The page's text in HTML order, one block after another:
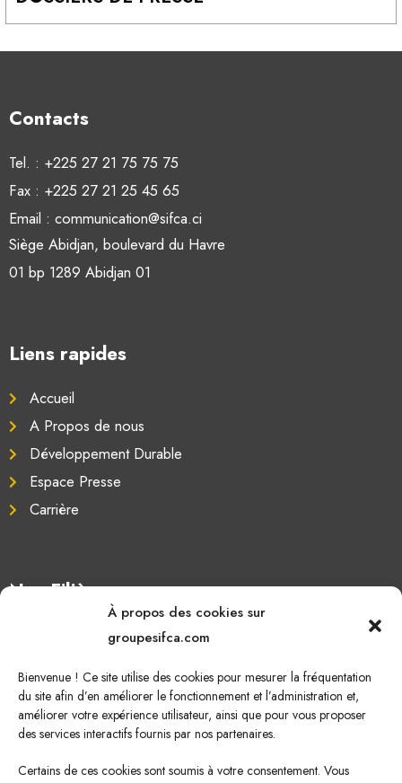
À propos des cookies sur
groupesifca.com
Bienvenue ! Ce site utilise des cookies pour mesurer la fréquentation
du site afin d’en améliorer le fonctionnement et l’administration et,
améliorer votre expérience utilisateur, ainsi que pour vous proposer
des services interactifs fournis par nos partenaires.
Certains de ces cookies sont soumis à votre consentement. Vous
Contacts
Tel. : +225 27 21 75 75 75
Fax : +225 27 21 25 45 65
Email : communication@sifca.ci
Siège Abidjan, boulevard du Havre
01 bp 1289 Abidjan 01
Liens rapides
Accueil
A Propos de nous
Développement Durable
Espace Presse
Carrière
Nos Filières
Sucre de canne
Energie Renouvelable